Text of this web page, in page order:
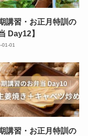
期講習・お正月特訓の
Day12】
01-01
期講習・お正月特訓の